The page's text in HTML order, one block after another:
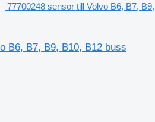
77700248 sensor till Volvo B6, B7, B9,
B6, B7, B9, B10, B12 buss